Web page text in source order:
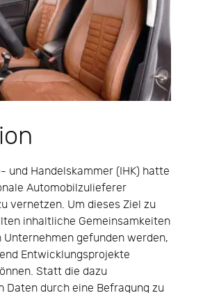
und Handelskammer (IHK) hatte
Automobilzulieferer
vernetzen. Um dieses Ziel zu
inhaltliche Gemeinsamkeiten
Unternehmen gefunden werden,
Entwicklungsprojekte
Statt die dazu
Daten durch eine Befragung zu